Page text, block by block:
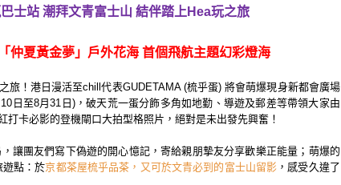
士站 潮拜文青富士山 結伴踏上 Hea玩之旅
仲夏黃金夢」戶外花海 首個飛航主題幻彩燈海
旅！港日漫活至chill代表GUDETAMA (梳乎蛋)將會萌爆現身新都會廣場
10 日至8月31 日 )，破天荒一蛋分飾多角如地勤、 導遊及郵差等帶領大家由
打卡必影的登機閘口大拍型格照片， 絕對是未出發先興奮！
讓團友們寫下偽遊的開心憶記，寄給親朋摯友分享歡樂正能量； 萌爆的
遊點 ：於京都茶屋梳乎品茶，又可於文青必到的富士山留影 ， 感受久違了